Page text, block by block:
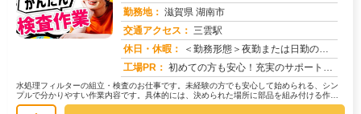
勤務地： 滋賀県 湖南市
交通アクセス： 三雲駅
休日・休暇：
＜勤務形態＞夜勤または日勤の専属制＜シフト＞4勤2休
工場PR： 初めての方も安心！充実のサポート体制で新しい一歩を踏み出せます。→未経験者多数活躍中！経験やスキルは一切問いません...
水処理フィルターの組立・検査のお仕事です。未経験の方でも安心して始められる、シン
プルで分かりやすい作業内容です。具体的には、決められた場所に部品を組み付ける作業
や、完成した製品に傷がないかを確認...